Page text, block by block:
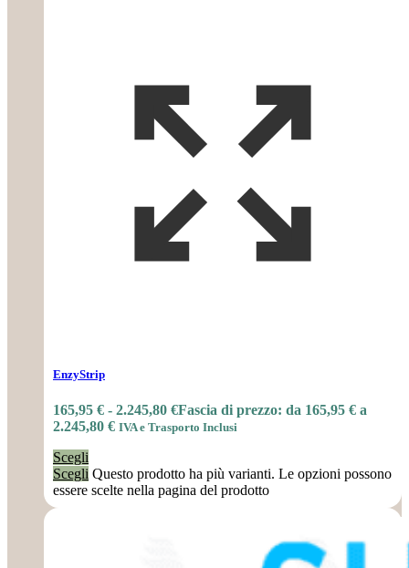
EnzyStrip
165,95 € - 2.245,80 €Fascia di prezzo: da 165,95 € a
2.245,80 € IVA e Trasporto Inclusi
Scegli
Scegli Questo prodotto ha più varianti. Le opzioni possono
essere scelte nella pagina del prodotto